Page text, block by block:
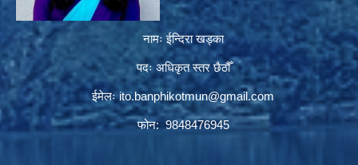
नामः ईन्दिरा खड्का
पदः अधिकृत स्तर छैठौँ
ईमेलःito.banphikotmun@gmail.com
फोन: 9848476945